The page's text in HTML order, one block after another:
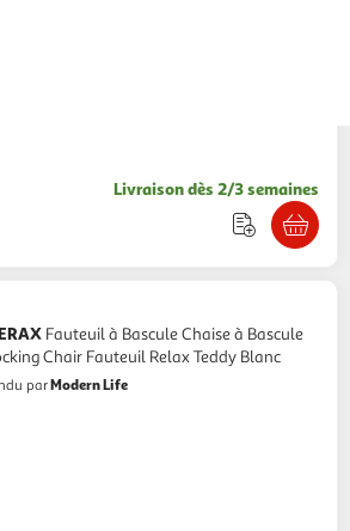
Livraison dès 2/3 semaines
Chair Fauteuil Relax Teddy Blanc
parModern Life